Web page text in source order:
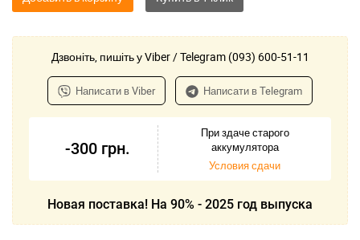
Дзвоніть, пишіть у Viber / Telegram (093) 600-51-11
Написати в Viber Написати в Telegram
-300 грн.
При здаче старого
аккумулятора
Условия сдачи
Новая поставка! На 90% - 2025 год выпуска